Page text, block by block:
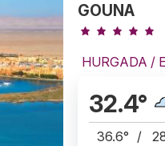
GOUNA
HURGADA /
32.4°
36.6° /